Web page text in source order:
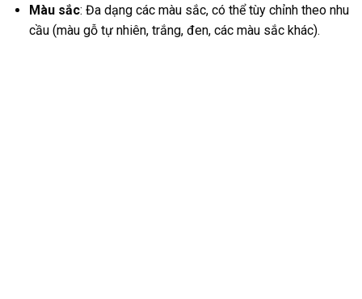
Màu sắc: Đa dạng các màu sắc, có thể tùy chỉnh theo nhu
cầu (màu gỗ tự nhiên, trắng, đen, các màu sắc khác).